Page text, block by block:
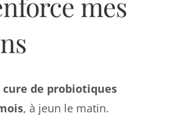
cure de probiotiques
, à jeun le matin.